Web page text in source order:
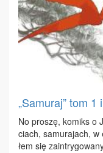
„Samuraj” tom
No pro­szę, ko­miks o
ciach, sa­mu­ra­jach,
łem się